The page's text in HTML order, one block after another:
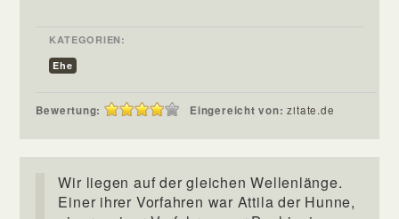
KATEGORIEN:
Ehe
Bewertung: Eingereicht von:zitate.de
Wir liegen auf der gleichen Wellenlänge.
Einer ihrer Vorfahren war Attila der Hunne,